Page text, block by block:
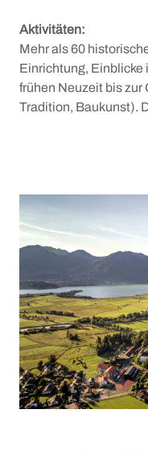
Aktivitäten:
Mehr als 60
Einrichtung, Einblicke
frühen Neuzeit bis
Tradition, Baukunst).